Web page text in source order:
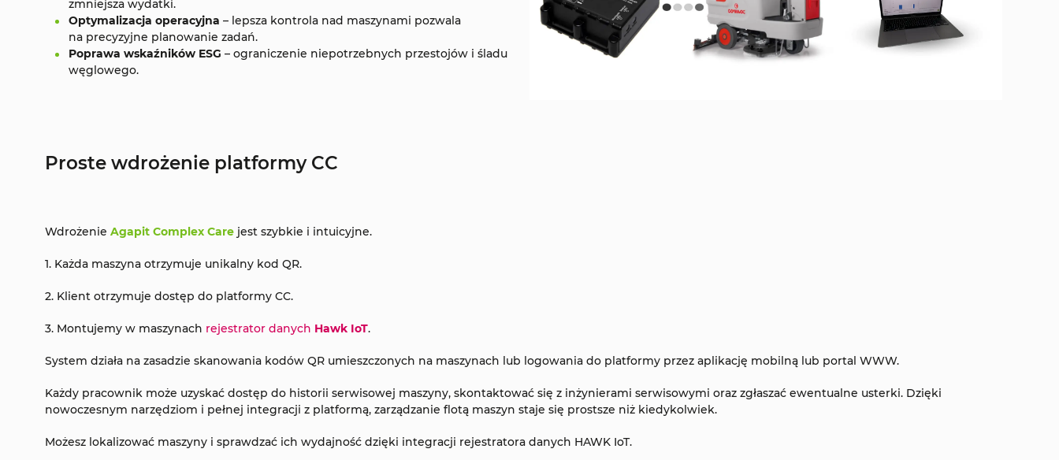
zmniejsza wydatki.
Optymalizacja operacyjna – lepsza kontrola nad maszynami pozwala
na precyzyjne planowanie zadań.
Poprawa wskaźników ESG – ograniczenie niepotrzebnych przestojów i śladu
węglowego.
Proste wdrożenie platformy CC
Wdrożenie Agapit Complex Care jest szybkie i intuicyjne.
1. Każda maszyna otrzymuje unikalny kod QR.
2. Klient otrzymuje dostęp do platformy CC.
3. Montujemy w maszynach rejestrator danych Hawk IoT.
System działa na zasadzie skanowania kodów QR umieszczonych na maszynach lub logowania do platformy przez aplikację mobilną lub portal WWW.
Każdy pracownik może uzyskać dostęp do historii serwisowej maszyny, skontaktować się z inżynierami serwisowymi oraz zgłaszać ewentualne usterki. Dzięki
nowoczesnym narzędziom i pełnej integracji z platformą, zarządzanie flotą maszyn staje się prostsze niż kiedykolwiek.
Możesz lokalizować maszyny i sprawdzać ich wydajność dzięki integracji rejestratora danych HAWK IoT.